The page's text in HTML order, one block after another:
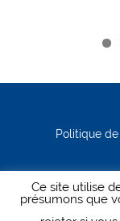
Politique
Ce site utilise
présumons que